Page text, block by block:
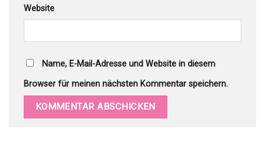
Website
Name, E-Mail-Adresse und Website in diesem
Browser für meinen nächsten Kommentar speichern.